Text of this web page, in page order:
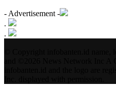
- Advertisement -
.
.